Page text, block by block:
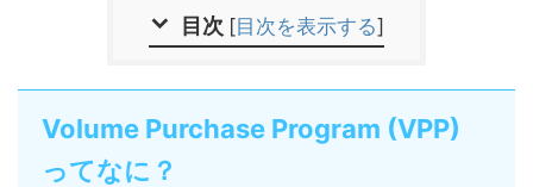
目次 [目次を表示する]
Volume Purchase Program (VPP)
ってなに？